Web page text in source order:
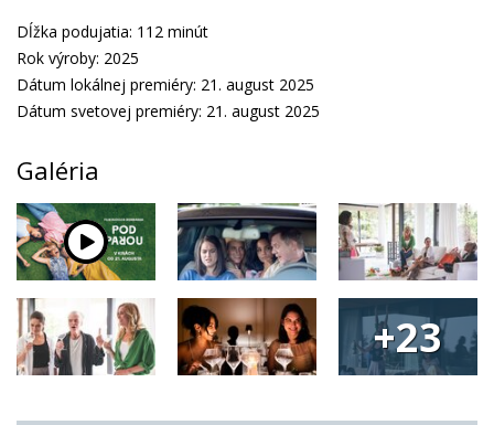
Dĺžka podujatia: 112 minút
Rok výroby: 2025
Dátum lokálnej premiéry: 21. august 2025
Dátum svetovej premiéry: 21. august 2025
Galéria
+23